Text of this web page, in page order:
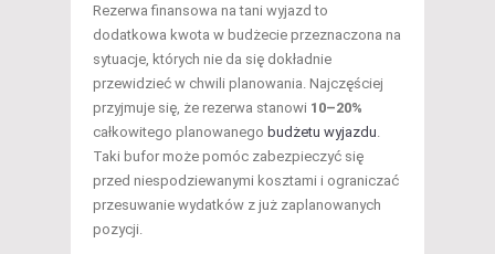
Rezerwa finansowa na tani wyjazd to
dodatkowa kwota w budżecie przeznaczona na
sytuacje, których nie da się dokładnie
przewidzieć w chwili planowania. Najczęściej
przyjmuje się, że rezerwa stanowi 10–20%
całkowitego planowanego budżetu wyjazdu
Taki bufor może pomóc zabezpieczyć się
przed niespodziewanymi kosztami i ograniczać
przesuwanie wydatków z już zaplanowanych
pozycji.